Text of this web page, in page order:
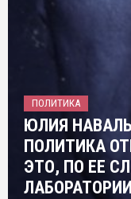
ПОЛИТИКА
ЮЛИЯ
ПОЛИТИКА
ЭТО, ПО ЕЕ
ЛАБОРАТОРИИ